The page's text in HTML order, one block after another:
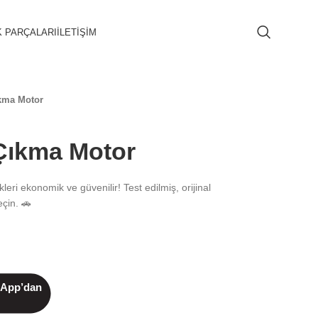
PARÇALARIİLETIŞIM
Motor
Motor
ekonomik ve güvenilir! Test edilmiş, orijinal
🚗